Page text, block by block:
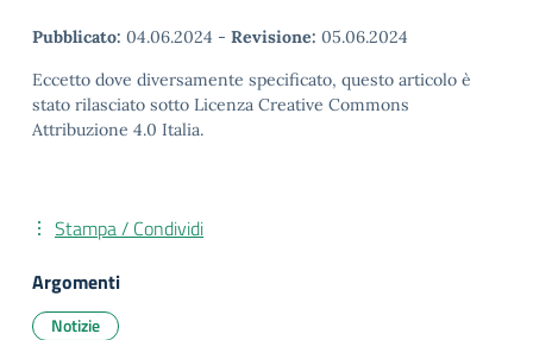
Pubblicato: 04.06.2024 - Revisione: 05.06.2024
Eccetto dove diversamente specificato, questo articolo è
stato rilasciato sotto Licenza Creative Commons
Attribuzione 4.0 Italia.
Stampa / Condividi
Argomenti
Notizie